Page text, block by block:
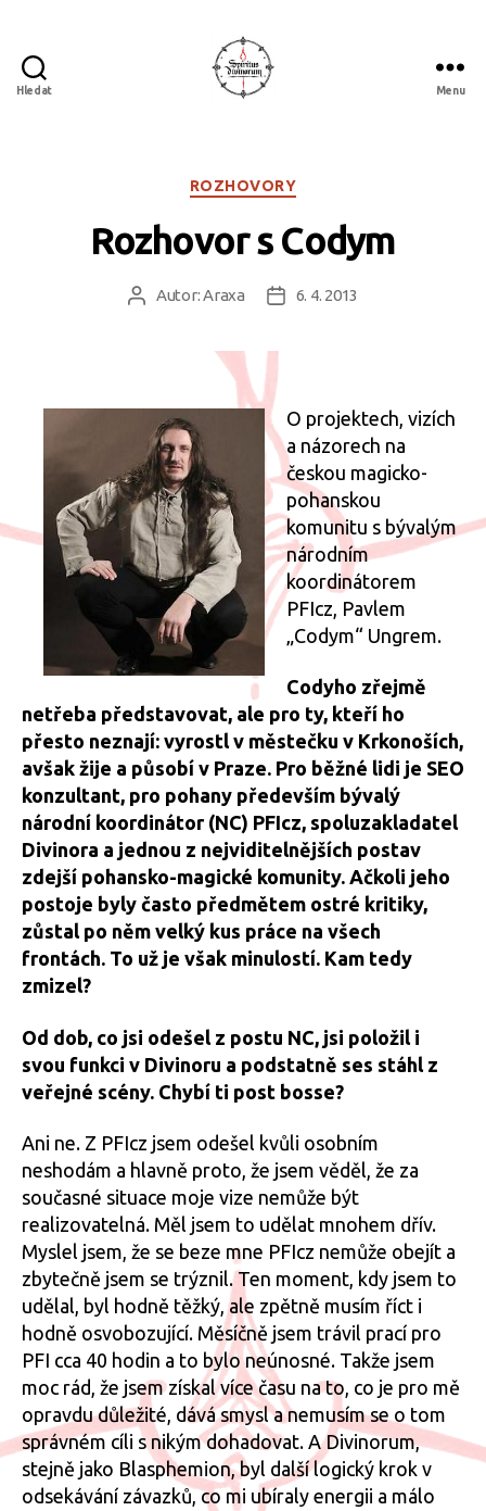
Hledat Menu
Rubriky
ROZHOVORY
Rozhovor s Codym
AutorAutor:Araxa
Datum6. 4. 2013
O projektech, vizích
a názorech na
českou magicko-
pohanskou
komunitu s bývalým
národním
koordinátorem
PFIcz, Pavlem
„Codym“ Ungrem.
Codyho zřejmě
netřeba představovat, ale pro ty, kteří ho
přesto neznají: vyrostl v městečku v Krkonoších,
avšak žije a působí v Praze. Pro běžné lidi je SEO
konzultant, pro pohany především bývalý
národní koordinátor (NC) PFIcz, spoluzakladatel
Divinora a jednou z nejviditelnějších postav
zdejší pohansko-magické komunity. Ačkoli jeho
postoje byly často předmětem ostré kritiky,
zůstal po něm velký kus práce na všech
frontách. To už je však minulostí. Kam tedy
zmizel?
Od dob, co jsi odešel z postu NC, jsi položil i
svou funkci v Divinoru a podstatně ses stáhl z
veřejné scény. Chybí ti post bosse?
Ani ne. Z PFIcz jsem odešel kvůli osobním
neshodám a hlavně proto, že jsem věděl, že za
současné situace moje vize nemůže být
realizovatelná. Měl jsem to udělat mnohem dřív.
Myslel jsem, že se beze mne PFIcz nemůže obejít a
zbytečně jsem se trýznil. Ten moment, kdy jsem to
udělal, byl hodně těžký, ale zpětně musím říct i
hodně osvobozující. Měsíčně jsem trávil prací pro
PFI cca 40 hodin a to bylo neúnosné. Takže jsem
moc rád, že jsem získal více času na to, co je pro mě
opravdu důležité, dává smysl a nemusím se o tom
správném cíli s nikým dohadovat. A Divinorum,
stejně jako Blasphemion, byl další logický krok v
odsekávání závazků, co mi ubíraly energii a málo